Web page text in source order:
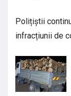
Polițiștii
infracțiunii de